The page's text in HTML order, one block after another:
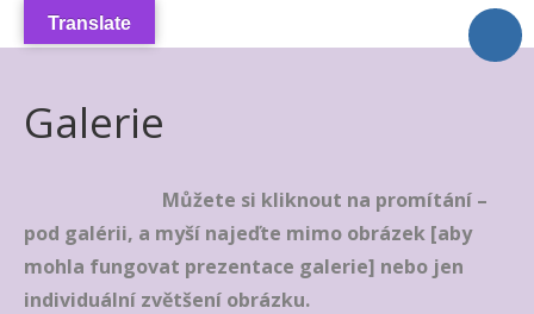
+++++++++++ Úvodní
Galerie
kontakt
Výstavy
GDPR
Galerie
Můžete si kliknout na promítání –
pod galérii, a myší najeďte mimo obrázek [aby
mohla fungovat prezentace galerie] nebo jen
individuální zvětšení obrázku.
Translate